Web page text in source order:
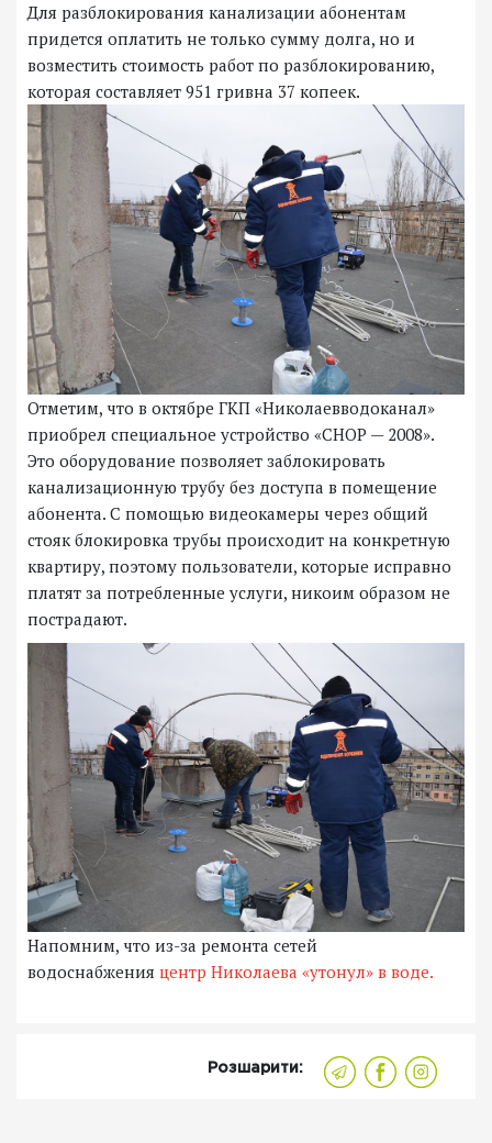
Для разблокирования канализации абонентам
придется оплатить не только сумму долга, но и
возместить стоимость работ по разблокированию,
которая составляет 951 гривна 37 копеек.
Отметим, что в октябре ГКП «Николаевводоканал»
приобрел специальное устройство «CHOP — 2008».
Это оборудование позволяет заблокировать
канализационную трубу без доступа в помещение
абонента. С помощью видеокамеры через общий
стояк блокировка трубы происходит на конкретную
квартиру, поэтому пользователи, которые исправно
платят за потребленные услуги, никоим образом не
пострадают.
Напомним, что из-за ремонта сетей
водоснабжения центр Николаева «утонул» в воде.
Розшарити: